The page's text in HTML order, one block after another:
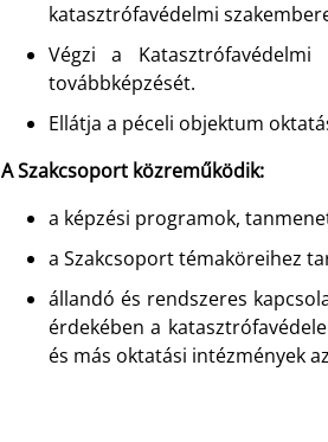
katasztrófavédelmi
Végzi a
továbbképzését.
Ellátja a péceli objektum
A Szakcsoport közreműködik:
a képzési programok,
a Szakcsoport témaköreihez
állandó és rendszeres
érdekében a
és más oktatási intézmények